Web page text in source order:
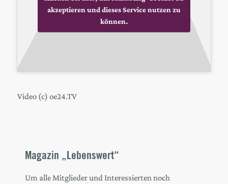
akzeptieren und dieses Service nutzen zu
können.
Video (c) oe24.TV
Magazin „Lebenswert“
Um alle Mitglieder und Interessierten noch